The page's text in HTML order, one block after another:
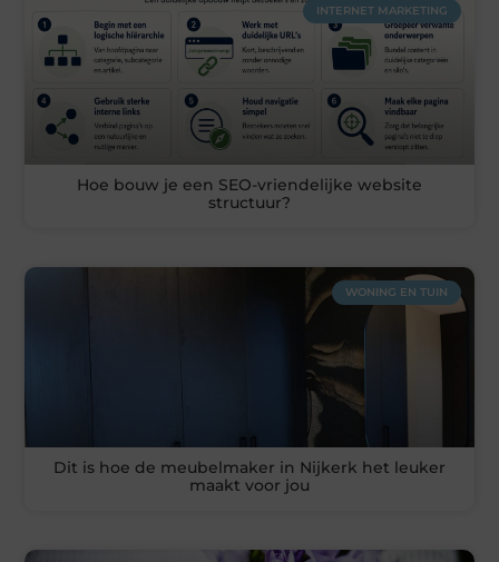
INTERNET MARKETING
Hoe bouw je een SEO-vriendelijke website
structuur?
WONING EN TUIN
Dit is hoe de meubelmaker in Nijkerk het leuker
maakt voor jou